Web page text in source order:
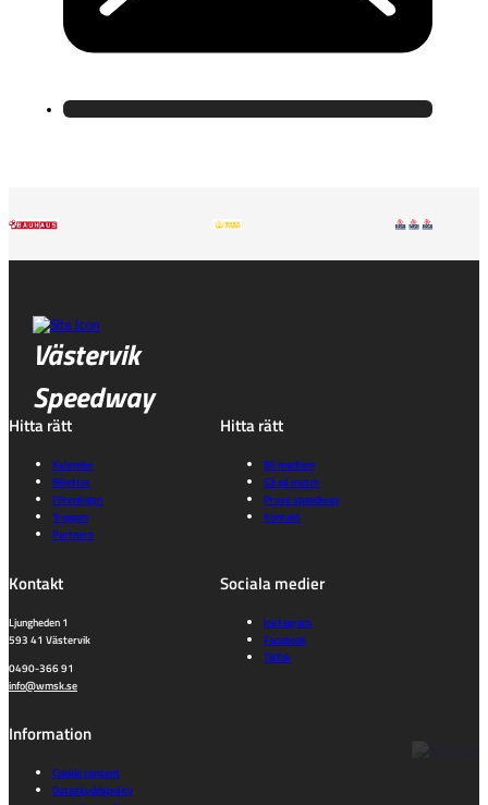
Västervik
Speedway
Hitta rätt
Kalender
Biljetter
Föreningen
Truppen
Partners
Hitta rätt
Bli medlem
Gå på match
Prova speedway
Kontakt
Kontakt
Ljungheden 1
593 41 Västervik
0490-366 91
info@wmsk.se
Sociala medier
Instagram
Facebook
TikTok
Information
Cookie consent
Dataskyddspolicy